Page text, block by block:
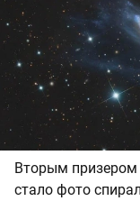
Вторым
стало фото